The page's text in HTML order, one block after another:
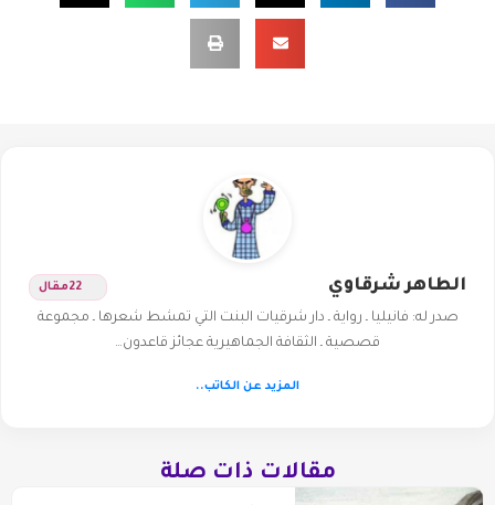
الطاهر شرقاوي 22مقال
صدر له: فانيليا ـ رواية ـ دار شرقيات البنت التي تمشط شعرها ـ مجموعة
قصصية ـ الثقافة الجماهيرية عجائز قاعدون…
المزيد عن الكاتب..
مقالات ذات صلة